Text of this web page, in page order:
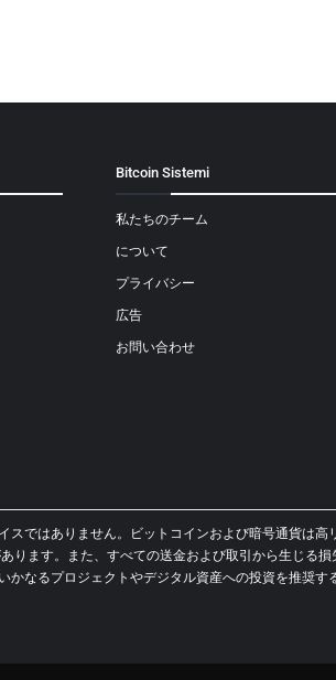
Bitcoin Sistemi
私たちのチーム
について
プライバシー
広告
お問い合わせ
ではありません。ビットコインおよび暗号通貨は
ます。また、すべての送金および取引から生じる損
なるプロジェクトやデジタル資産への投資を推奨